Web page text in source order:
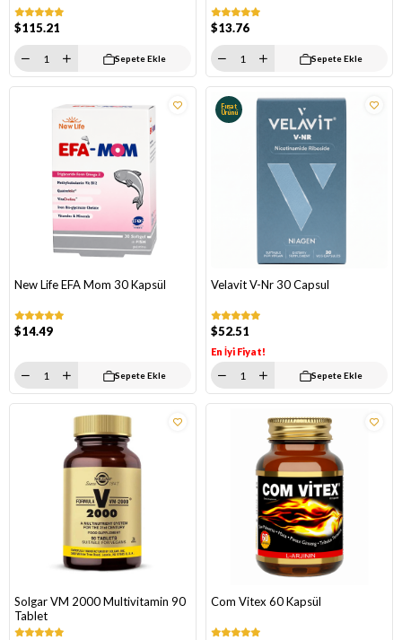
$115.21
Sepete Ekle
$13.76
Sepete Ekle
New Life EFA Mom 30 Kapsül
$14.49
Sepete Ekle
Velavit V-Nr 30 Capsul
$52.51
En İyi Fiyat!
Fırsat
Ürünü
Sepete Ekle
Solgar VM 2000 Multivitamin 90
Tablet
Com Vitex 60 Kapsül